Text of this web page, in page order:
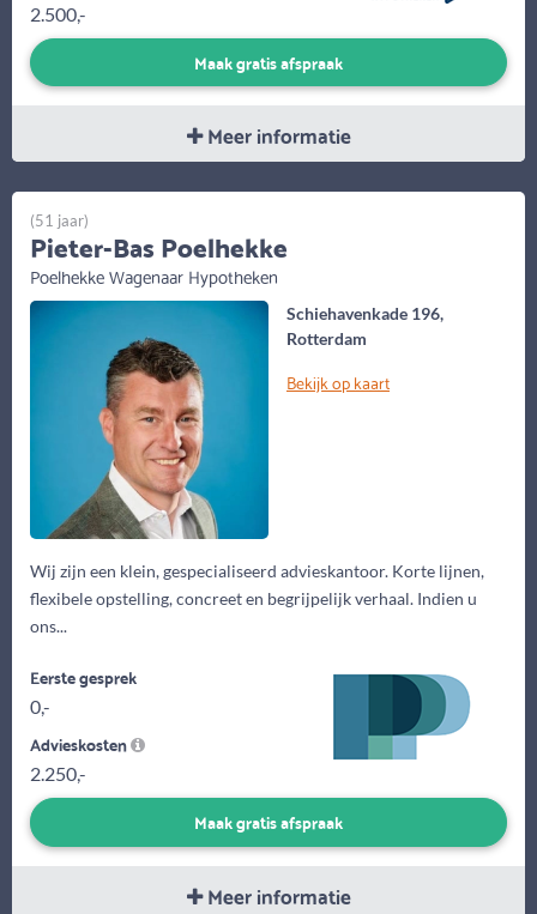
2.500,-
Maak gratis afspraak
Meer informatie
Schiehavenkade 196,
Rotterdam
Bekijk op kaart
Wij zijn een klein, gespecialiseerd advieskantoor. Korte lijnen,
flexibele opstelling, concreet en begrijpelijk verhaal. Indien u
ons...
(51 jaar)
Pieter-Bas Poelhekke
Poelhekke Wagenaar Hypotheken
Eerste gesprek
0,-
Advieskosten
2.250,-
Maak gratis afspraak
Meer informatie